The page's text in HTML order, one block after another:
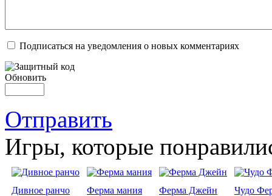
Подписаться на уведомления о новых комментариях
Обновить
Отправить
Игры, которые
Дивное ранчо Ферма мания Ферма Джейн
Чудо